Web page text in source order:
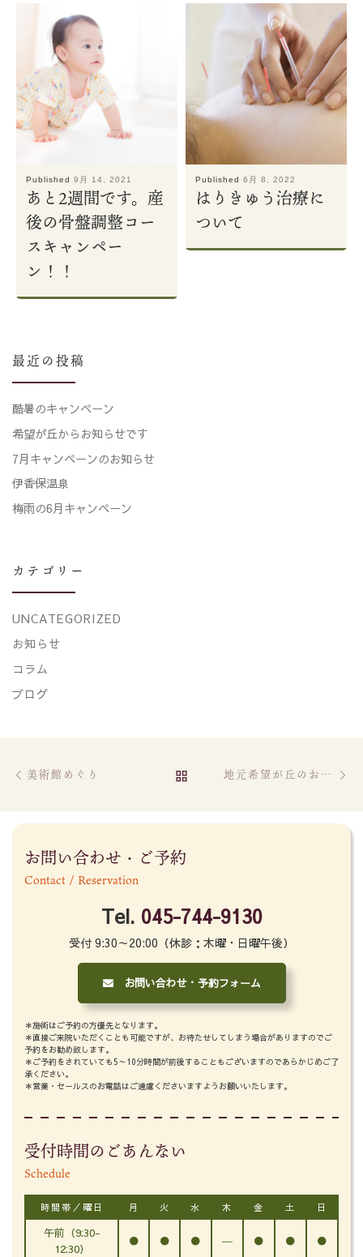
Published 9月 14, 2021
あと2週間です。産
後の骨盤調整コー
スキャンペー
ン！！
Published 6月 8, 2022
はりきゅう治療に
ついて
最近の投稿
酷暑のキャンペーン
希望が丘からお知らせです
7月キャンペーンのお知らせ
伊香保温泉
梅雨の6月キャンペーン
カテゴリー
UNCATEGORIZED
お知らせ
コラム
ブログ
美術館めぐり BACK TO POST LIST
地元希望が丘のお祭り！！
お問い合わせ・ご予約
Contact / Reservation
Tel. 045-744-9130
受付 9:30～20:00（休診：木曜・日曜午後）
お問い合わせ・予約フォーム
＊施術はご予約の方優先となります。
＊直接ご来院いただくことも可能ですが、お待たせしてしまう場合がありますのでご
予約をお勧め致します。
＊ご予約をされていても5～10分時間が前後することもございますのであらかじめご了
承ください。
＊営業・セールスのお電話はご遠慮くださいますようお願いいたします。
受付時間のごあんない
Schedule
時間帯／曜日 月 火 水 木 金 土 日
午前（9:30-
12:30）
● ● ● ― ● ● ●